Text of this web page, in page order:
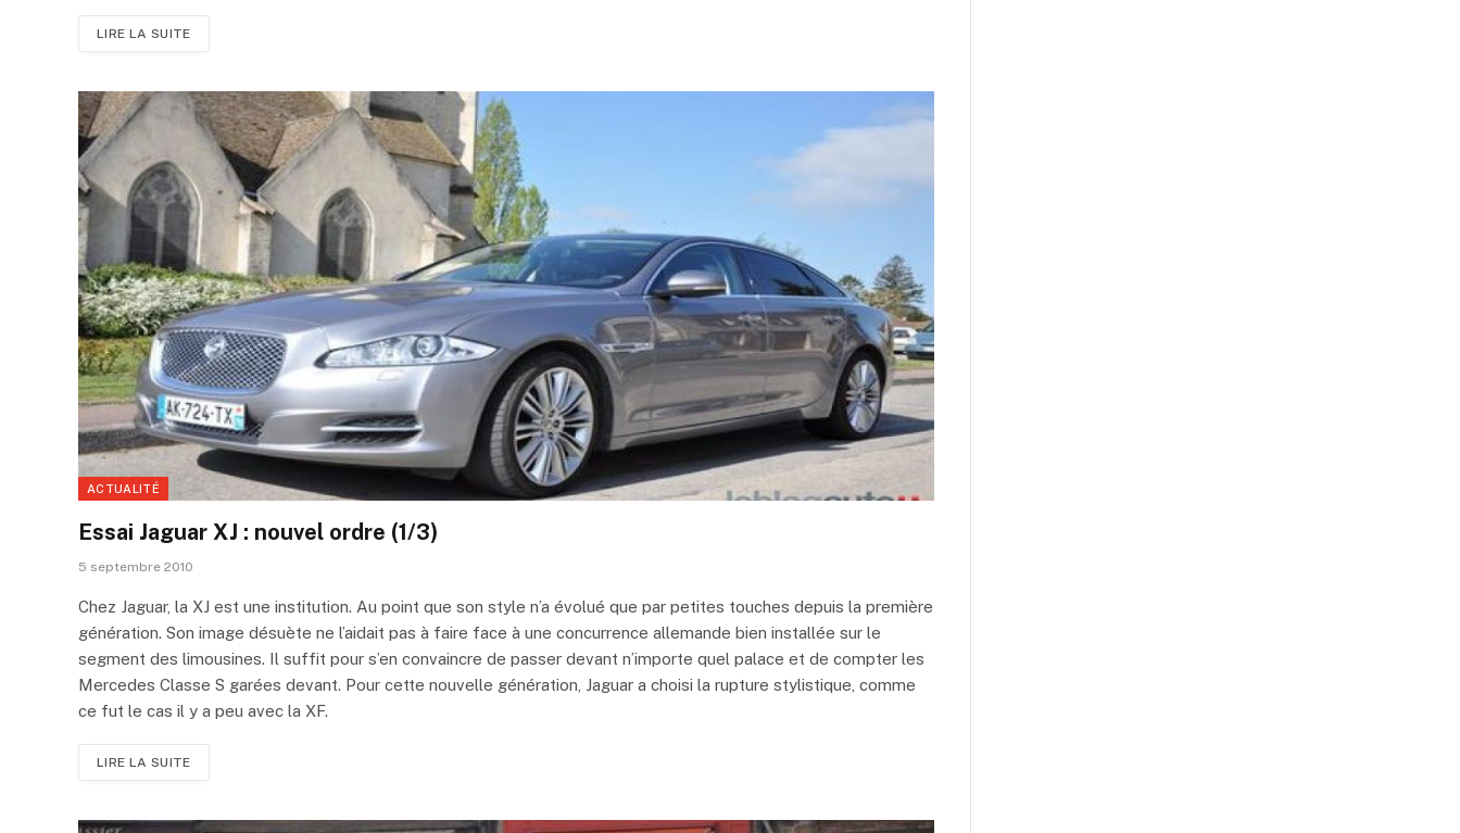
LIRE LA SUITE
ACTUALITÉ
Essai Jaguar XJ : nouvel ordre (1/3)
5 septembre 2010
Chez Jaguar, la XJ est une institution. Au point que son style n’a évolué que par petites touches depuis la première
génération. Son image désuète ne l’aidait pas à faire face à une concurrence allemande bien installée sur le
segment des limousines. Il suffit pour s’en convaincre de passer devant n’importe quel palace et de compter les
Mercedes Classe S garées devant. Pour cette nouvelle génération, Jaguar a choisi la rupture stylistique, comme
ce fut le cas il y a peu avec la XF.
LIRE LA SUITE